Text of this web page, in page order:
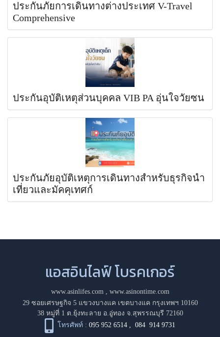
ประกันภัยการเดินทางต่างประเทศ V-Travel
Comprehensive
ประกันอุบัติเหตุส่วนบุคคล VIB PA อุ่นใจวัยซน
ประกันภัยอุบัติเหตุการเดินทางสำหรับธุรกิจนำ
เที่ยวและมัคคุเทศก์
แอสอินไลฟ์ โบรคเกอร์
www.asinlifes.com, www.asinontime.com
29 ซอยเศรษฐกิจ 5 แขวงบางแค เขตบางแค กรุงเทพฯ 10160
38 หมู่ที่ 1 ต.ยุ้งทะลาย อ.อู่ทอง จ.สุพรรณบุรี 72160
โทรศัพท์ : 095 952 6514 ,084 914 9731